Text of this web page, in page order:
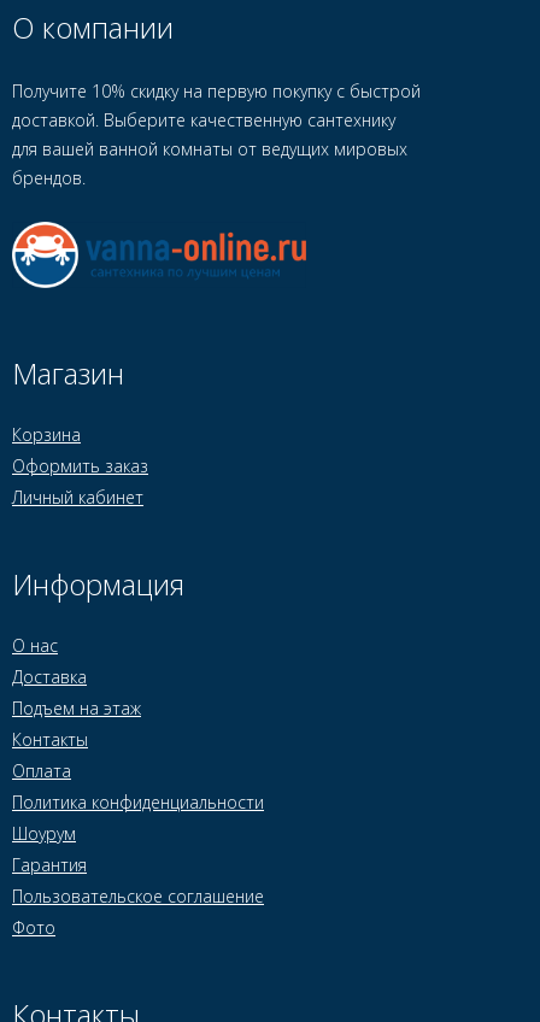
О компании
Получите 10% скидку на первую покупку с быстрой
доставкой. Выберите качественную сантехнику
для вашей ванной комнаты от ведущих мировых
брендов.
Магазин
Корзина
Оформить заказ
Личный кабинет
Информация
О нас
Доставка
Подъем на этаж
Контакты
Оплата
Политика конфиденциальности
Шоурум
Гарантия
Пользовательское соглашение
Фото